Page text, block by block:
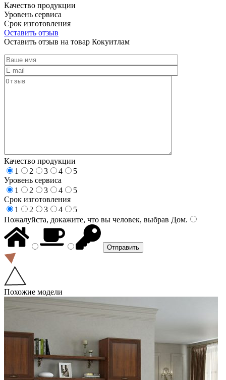
Качество продукции
Уровень сервиса
Срок изготовления
Оставить отзыв
Оставить отзыв на товар Кокуитлам
Качество продукции
1
2 3 4
5
Уровень сервиса
1
2 3 4
5
Срок изготовления
1
2 3 4
5
Пожалуйста, докажите, что вы человек, выбрав Дом.
Похожие модели